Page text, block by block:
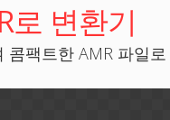
로 변환기
콤팩트한 AMR 파일